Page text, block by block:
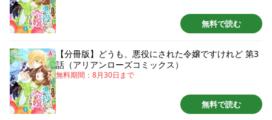
無料で読む
【分冊版】どうも、悪役にされた令嬢ですけれど 第3
話（アリアンローズコミックス）
無料期間： 8月30日 まで
無料で読む